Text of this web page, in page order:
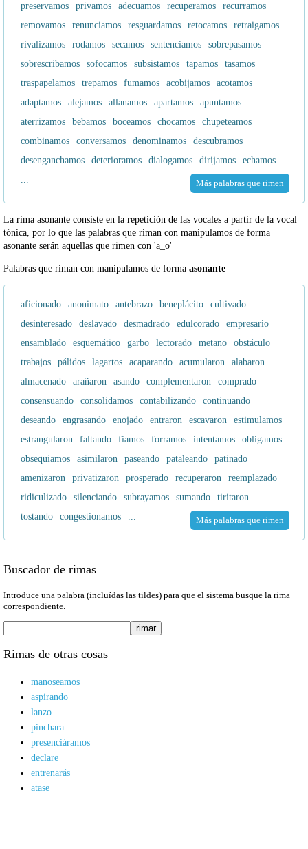
preservamos
privamos adecuamos recuperamos
recurramos
removamos
renunciamos resguardamos retocamos
retraigamos
rivalizamos
rodamos secamos sentenciamos
sobrepasamos
sobrescribamos
sofocamos subsistamos tapamos
tasamos
traspapelamos
trepamos fumamos acobijamos
acotamos
adaptamos
alejamos allanamos apartamos
apuntamos
aterrizamos
bebamos boceamos chocamos
chupeteamos
combinamos
conversamos denominamos
descubramos
desenganchamos
deterioramos dialogamos dirijamos
echamos
...
Más palabras que rimen
La rima asonante consiste en la repetición de las vocales a partir de la vocal
tónica, por lo que las palabras que riman con manipulamos de forma
asonante serán aquellas que rimen con 'a_o'
Palabras que riman con manipulamos de forma asonante
aficionado anonimato antebrazo beneplácito
cultivado
desinteresado
deslavado desmadrado edulcorado
empresario
ensamblado
esquemático garbo lectorado metano
obstáculo
trabajos
pálidos lagartos acaparando acumularon
alabaron
almacenado
arañaron asando complementaron
comprado
consensuando
consolidamos contabilizando
continuando
deseando
engrasando enojado entraron escavaron
estimulamos
estrangularon
faltando fiamos forramos intentamos
obligamos
obsequiamos
asimilaron paseando pataleando
patinado
amenizaron
privatizaron prosperado recuperaron
reemplazado
ridiculizado
silenciando subrayamos sumando
tiritaron
tostando
congestionamos ... Más palabras que rimen
Buscador de rimas
Introduce una palabra (incluídas las tildes) para que el sistema busque la rima
correspondiente.
Rimas de otras cosas
manoseamos
aspirando
lanzo
pinchara
presenciáramos
declare
entrenarás
atase